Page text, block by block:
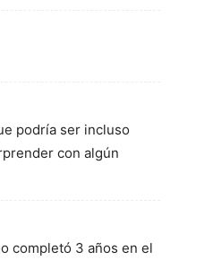
podría ser incluso
con algún
completó 3 años en el